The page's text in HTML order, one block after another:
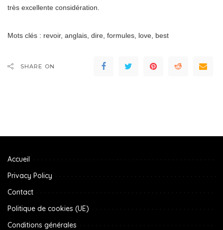
très excellente considération.
Mots clés : revoir, anglais, dire, formules, love, best
SHARE ON
Accueil
Privacy Policy
Contact
Politique de cookies (UE)
Conditions générales